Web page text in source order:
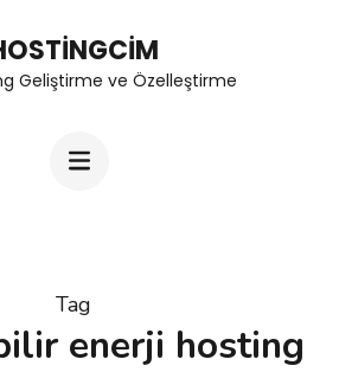
Geliştirme ve Özelleştirme
Tag
enerji hosting